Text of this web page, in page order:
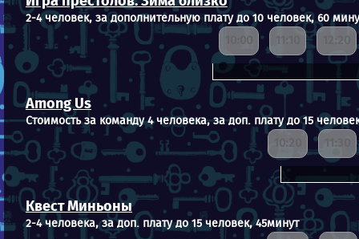
2-4 человек, за дополнительную плату до 10 человек, 60
10:00 11:10 12:20
Among Us
Стоимость за команду 4 человека, за доп. плату до 15
10:20 11:30
Квест Миньоны
2-4 человека, за доп. плату до 15 человек, 45минут